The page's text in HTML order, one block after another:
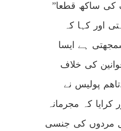
کی ساکھ قطعا”
اور کہا کہ
ہے ایسا
کی خلاف
پولیس نے
کرایا کہ مجرمانہ
مردوں کی جنسی